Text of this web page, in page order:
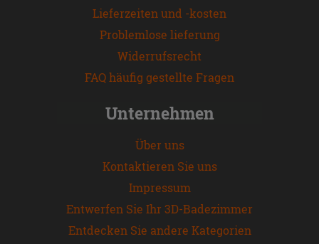
Lieferzeiten und -kosten
Problemlose lieferung
Widerrufsrecht
FAQ häufig gestellte Fragen
Unternehmen
Über uns
Kontaktieren Sie uns
Impressum
Entwerfen Sie Ihr 3D-Badezimmer
Entdecken Sie andere Kategorien